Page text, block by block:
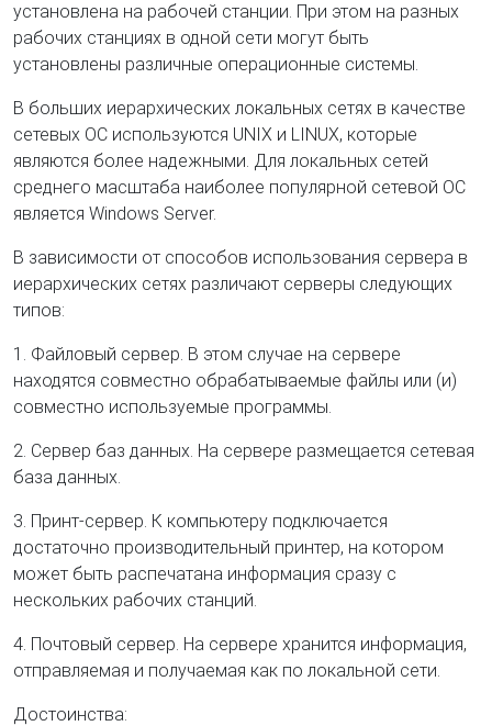
установлена на рабочей станции. При этом на разных
рабочих станциях в одной сети могут быть
установлены различные операционные системы.
В больших иерархических локальных сетях в качестве
сетевых ОС используются UNIX и LINUX, которые
являются более надежными. Для локальных сетей
среднего масштаба наиболее популярной сетевой ОС
является Windows Server.
В зависимости от способов использования сервера в
иерархических сетях различают серверы следующих
типов:
1. Файловый сервер. В этом случае на сервере
находятся совместно обрабатываемые файлы или (и)
совместно используемые программы.
2. Сервер баз данных. На сервере размещается сетевая
база данных.
3. Принт-сервер. К компьютеру подключается
достаточно производительный принтер, на котором
может быть распечатана информация сразу с
нескольких рабочих станций.
4. Почтовый сервер. На сервере хранится информация,
отправляемая и получаемая как по локальной сети.
Достоинства: